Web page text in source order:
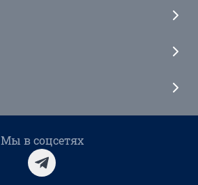
Мы в соцсетях